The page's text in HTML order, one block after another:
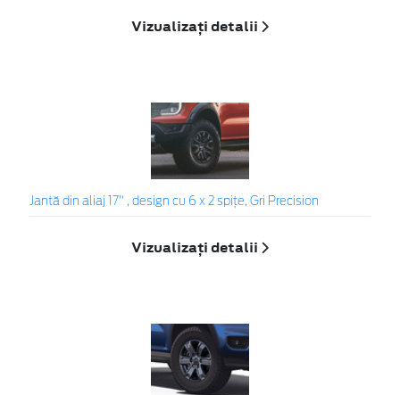
Vizualizați detalii
Jantă din aliaj 17" , design cu 6 x 2 spițe, Gri Precision
Vizualizați detalii